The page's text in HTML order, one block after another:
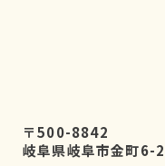
〒500-8842
岐阜県岐阜市金町